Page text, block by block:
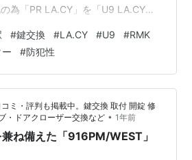
の為「PR LA.CY」を「U9 LA.CY
ディンプルキー「PR
、マンションのエントランスにつ
ー「U9 LA.CY(GD) RMK/MIWA」
ーよりディンプルキーの方が防犯
本あると混同して…
#鍵交換 #LA.CY #U9 #RMK
#防犯性
ミ・評判も掲載中。鍵交換 取付 開錠 修
・ドアクローザー交換など • 1年前
ね備えた「916PM/WEST」